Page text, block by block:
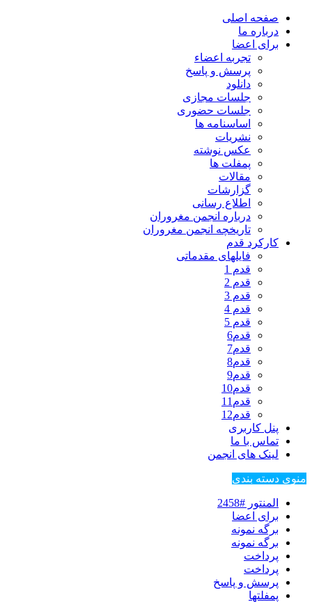
صفحه اصلی
درباره ما
برای اعضا
تجربه اعضاء
پرسش و پاسخ
دانلود
جلسات مجازی
جلسات حضوری
اساسنامه ها
نشریات
عکس نوشته
پمفلت ها
مقالات
گزارشات
اطلاع رسانی
درباره انجمن مغروران
تاریخچه انجمن مغروران
کارکرد قدم
فایلهای مقدماتی
قدم 1
قدم 2
قدم 3
قدم 4
قدم 5
قدم6
قدم7
قدم8
قدم9
قدم10
قدم11
قدم12
پنل کاربری
تماس با ما
لینک های انجمن
منوی دسته بندی
المنتور #2458
برای اعضا
برگه نمونه
برگه نمونه
پرداخت
پرداخت
پرسش و پاسخ
پمفلتها